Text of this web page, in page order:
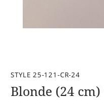
STYLE 25-121-CR-24
Blonde (24 cm)